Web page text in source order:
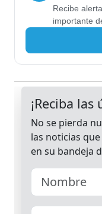
Recibe
importante